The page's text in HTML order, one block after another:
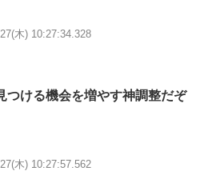
木) 10:27:34.328
つける機会を増やす神調整だぞ
木) 10:27:57.562